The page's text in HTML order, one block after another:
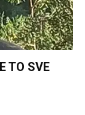
TO SVE